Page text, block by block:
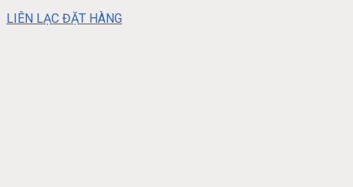
LIÊN LẠC ĐẶT HÀNG